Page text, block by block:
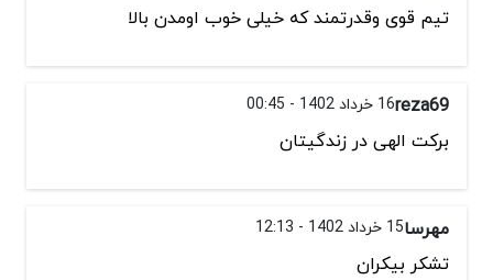
تیم قوی وقدرتمند که خیلی خوب اومدن بالا
reza6916 خرداد 1402 - 00:45
برکت الهی در زندگیتان
مهرسا15 خرداد 1402 - 12:13
تشکر بیکران